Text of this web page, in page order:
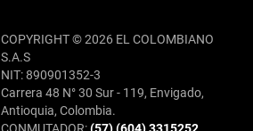
COPYRIGHT © 2026 EL COLOMBIANO
S.A.S
NIT: 890901352-3
Carrera 48 N° 30 Sur - 119, Envigado,
Antioquia, Colombia.